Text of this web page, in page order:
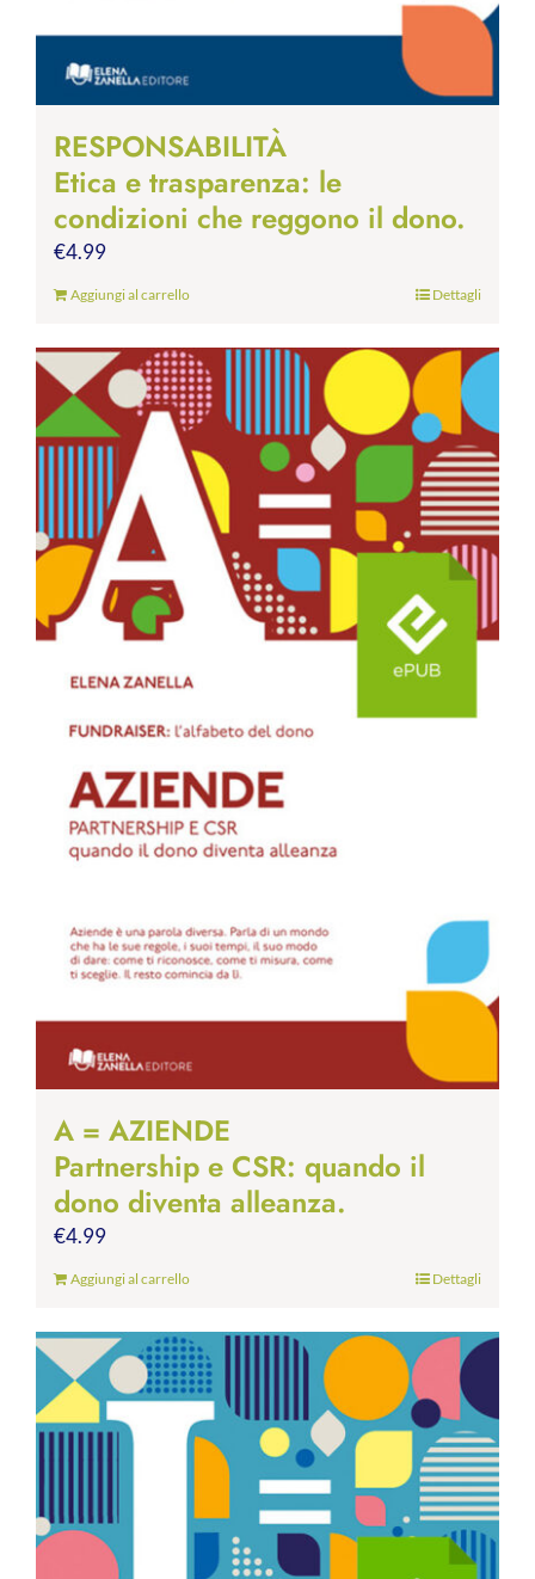
RESPONSABILITÀ
Etica e trasparenza: le
condizioni che reggono il dono.
€4.99
Aggiungi al carrello Dettagli
A = AZIENDE
Partnership e CSR: quando il
dono diventa alleanza.
€4.99
Aggiungi al carrello Dettagli